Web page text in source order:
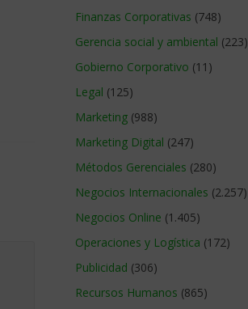
Finanzas Corporativas (748)
Gerencia social y ambiental (223)
Gobierno Corporativo (11)
Legal (125)
Marketing (988)
Marketing Digital (247)
Métodos Gerenciales (280)
Negocios Internacionales (2.257)
Negocios Online (1.405)
Operaciones y Logística (172)
Publicidad (306)
Recursos Humanos (865)